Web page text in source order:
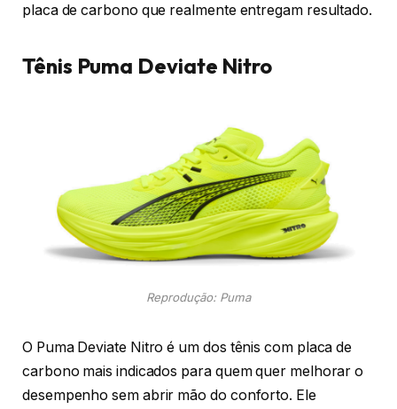
placa de carbono que realmente entregam resultado.
Tênis Puma Deviate Nitro
Reprodução: Puma
O Puma Deviate Nitro é um dos tênis com placa de
carbono mais indicados para quem quer melhorar o
desempenho sem abrir mão do conforto. Ele